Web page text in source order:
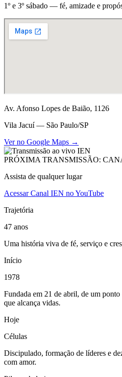
1º e 3º sábado — fé, amizade e
Av. Afonso Lopes de Baião, 1126
Vila Jacuí — São Paulo/SP
Ver no Google Maps →
PRÓXIMA TRANSMISSÃO:
Assista de qualquer lugar
Acessar Canal IEN no YouTube
Trajetória
47 anos
Uma história viva de fé, serviço e
Início
1978
Fundada em 21 de abril, de um
que alcança vidas.
Hoje
Células
Discipulado, formação de líderes e
com amor.